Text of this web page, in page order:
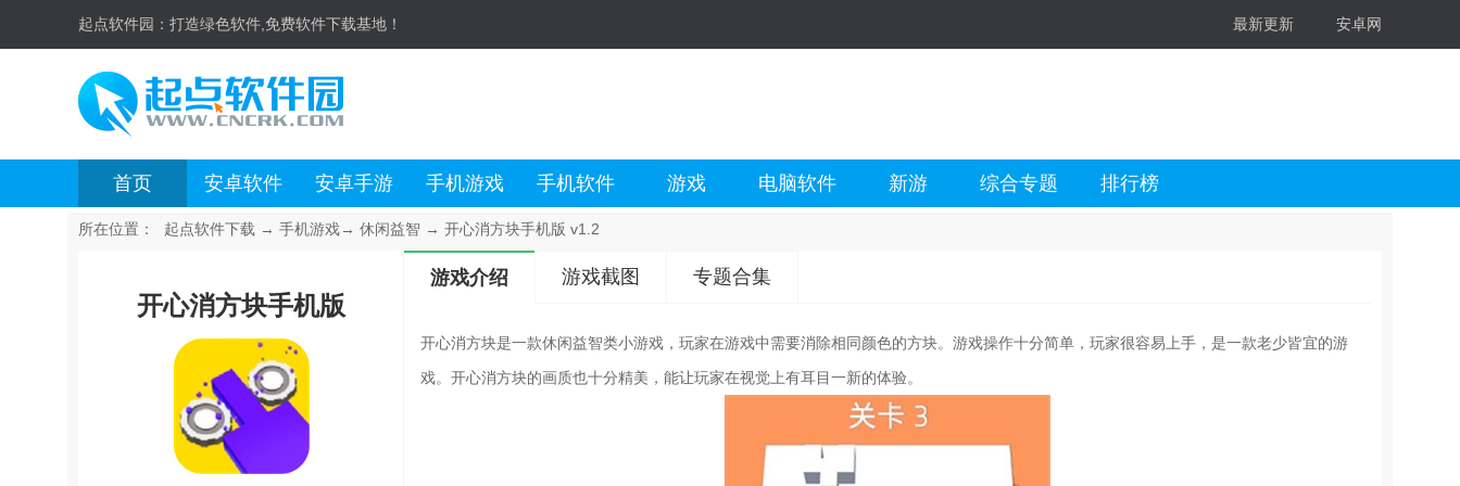
起点软件园： 打造绿色软件,免费软件下载基地！ 最新更新 安卓网
首页 安卓软件 安卓手游 手机游戏 手机软件 游戏 电脑软件 新游 综合专题 排行榜
所在位置： 起点软件下载 → 手机游戏→ 休闲益智 → 开心消方块手机版 v1.2
开心消方块手机版
游戏介绍 游戏截图 专题合集
开心消方块是一款休闲益智类小游戏，玩家在游戏中需要消除相同颜色的方块。游戏操作十分简单，玩家很容易上手，是一款老少皆宜的游
戏。开心消方块的画质也十分精美，能让玩家在视觉上有耳目一新的体验。